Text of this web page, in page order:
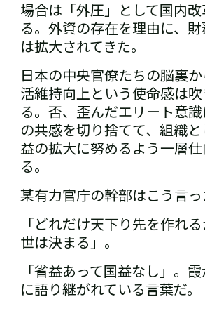
場合は「外圧」として国内
る。外資の存在を理由に、
は拡大されてきた。
日本の中央官僚たちの脳裏
活維持向上という使命感は
る。否、歪んだエリート意
の共感を切り捨てて、組織と
益の拡大に努めるよう一層
る。
某有力官庁の幹部はこう言っ
「どれだけ天下り先を作れ
世は決まる」。
「省益あって国益なし」。
に語り継がれている言葉だ。